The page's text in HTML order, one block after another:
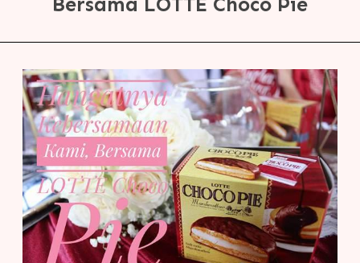
Bersama LOTTE Choco Pie